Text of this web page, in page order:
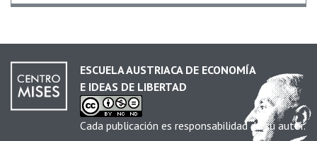
Email *
ESCUELA AUSTRIACA DE ECONOMÍA
E IDEAS DE LIBERTAD
Cada publicación es responsabilidad de su autor.